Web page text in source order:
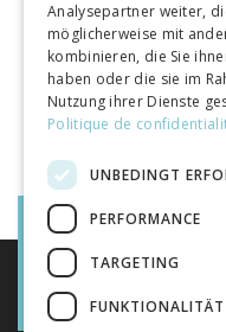
ERSCHEINUNGSJAHR
Analysepartner weiter,
möglicherweise mit
kombinieren, die Sie
haben oder die sie im
Nutzung ihrer Dienste
Politique de
UNBEDINGT
PERFORMANCE
TARGETING
FUNKTIONALITÄT